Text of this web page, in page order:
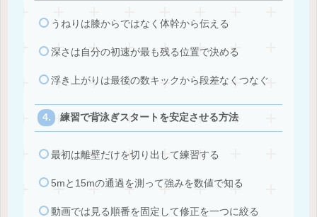
うねりは膝からではなく体幹から伝える
深さは自分の初速が最も残る位置で決める
浮き上がりは最後の数キックから段差なくつなぐ
練習で背泳ぎスタートを安定させる方法
最初は離壁だけを切り出して練習する
5mと15mの通過を測って強みを数値で知る
動画では見る順番を固定して修正を一つに絞る